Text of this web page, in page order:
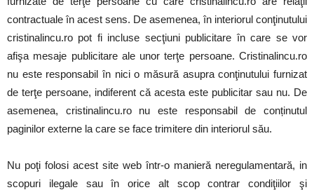
contractuale în acest sens. De asemenea, în interiorul conţinutului
cristinalincu.ro pot fi incluse secţiuni publicitare în care se vor
afişa mesaje publicitare ale unor terţe persoane. Cristinalincu.ro
nu este responsabil în nici o măsură asupra conţinutului furnizat
de terţe persoane, indiferent că acesta este publicitar sau nu. De
asemenea, cristinalincu.ro nu este responsabil de conținutul
paginilor externe la care se face trimitere din interiorul său.
Nu poţi folosi acest site web într-o manieră neregulamentară, in
scopuri ilegale sau în orice alt scop contrar condiţiilor şi